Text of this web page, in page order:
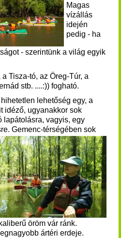
Magas
vízállás
idején
pedig - ha
- szerintünk a világ egyik
Tisza-tó, az Öreg-Túr, a
stb. ....:)) fogható.
lehetőség egy, a
idéző, ugyanakkor sok
lapátolásra, vagyis, egy
Gemenc-térségében sok
öröm vár ránk.
ártéri erdeje.